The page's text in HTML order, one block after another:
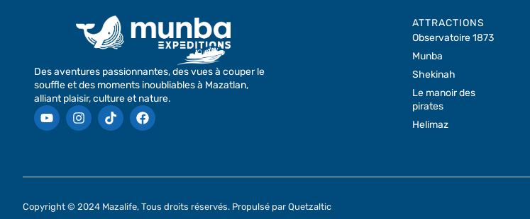
Des aventures passionnantes, des vues à couper le
souffle et des moments inoubliables à Mazatlan,
alliant plaisir, culture et nature.
ATTRACTIONS
Observatoire 1873
Munba
Shekinah
Le manoir des
pirates
Helimaz
Copyright © 2024 Mazalife, Tous droits réservés. Propulsé par Quetzaltic